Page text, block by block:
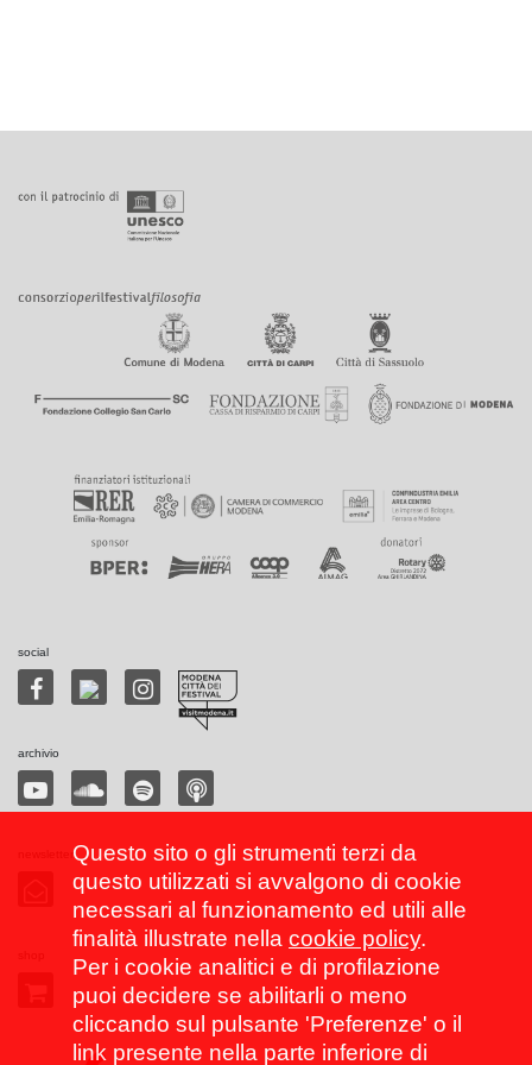
social
archivio
Questo sito o gli strumenti terzi da
questo utilizzati si avvalgono di cookie
necessari al funzionamento ed utili alle
finalità illustrate nella cookie policy.
Per i cookie analitici e di profilazione
puoi decidere se abilitarli o meno
cliccando sul pulsante 'Preferenze' o il
link presente nella parte inferiore di